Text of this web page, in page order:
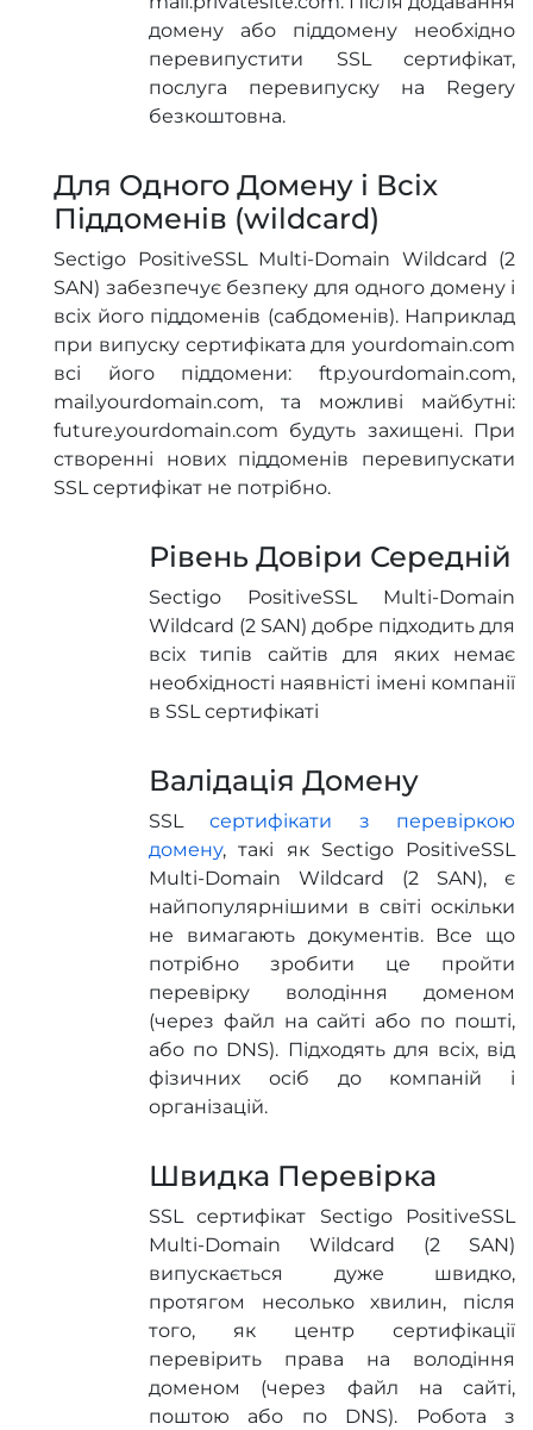
домену або піддомену необхідно
перевипустити SSL сертифікат,
послуга перевипуску на Regery
безкоштовна.
Для Одного Домену і Всіх
Піддоменів (wildcard)
Sectigo PositiveSSL Multi-Domain Wildcard (2
SAN) забезпечує безпеку для одного домену і
всіх його піддоменів (сабдоменів). Наприклад
при випуску сертифіката для yourdomain.com
всі його піддомени: ftp.yourdomain.com,
mail.yourdomain.com, та можливі майбутні:
future.yourdomain.com будуть захищені. При
створенні нових піддоменів перевипускати
SSL сертифікат не потрібно.
Рівень Довіри Середній
Sectigo PositiveSSL Multi-Domain
Wildcard (2 SAN) добре підходить для
всіх типів сайтів для яких немає
необхідності наявністі імені компанії
в SSL сертифікаті
Валідація Домену
SSLсертифікати з перевіркою
домену, такі як Sectigo PositiveSSL
Multi-Domain Wildcard (2 SAN), є
найпопулярнішими в світі оскільки
не вимагають документів. Все що
потрібно зробити це пройти
перевірку володіння доменом
(через файл на сайті або по пошті,
або по DNS). Підходять для всіх, від
фізичних осіб до компаній і
організацій.
Швидка Перевірка
SSL сертифікат Sectigo PositiveSSL
Multi-Domain Wildcard (2 SAN)
випускається дуже швидко,
протягом несолько хвилин, після
того, як центр сертифікації
перевірить права на володіння
доменом (через файл на сайті,
поштою або по DNS). Робота з